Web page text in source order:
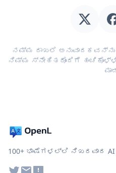
ನಮ್ಮ ದಾಖಲೆ ಅನುವಾದಕವನ್ನು
ನಿಮ್ಮ ಸ್ನೇಹಿತರೊಂದಿಗೆ
100+ ಭಾಷೆಗಳಲ್ಲಿ ನಿಖರವಾದ AI